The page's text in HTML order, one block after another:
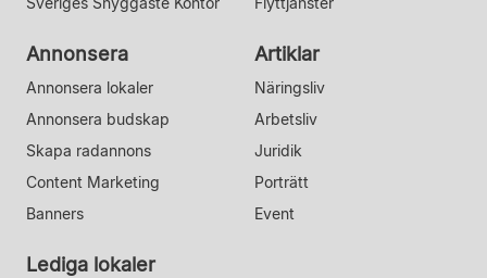
Annonsera
Annonsera lokaler
Annonsera budskap
Skapa radannons
Content Marketing
Banners
Artiklar
Näringsliv
Arbetsliv
Juridik
Porträtt
Event
Lediga lokaler